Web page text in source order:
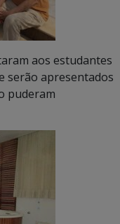
aos estudantes
serão apresentados
puderam